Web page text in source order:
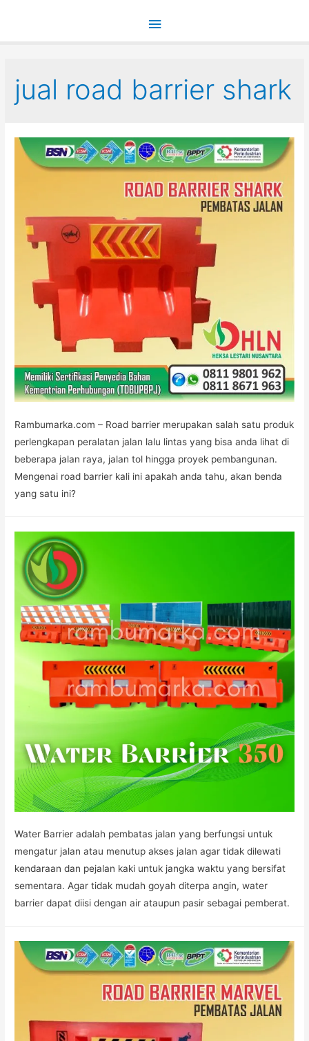
Main
jual road barrier shark
Rambumarka.com – Road barrier merupakan salah satu produk
perlengkapan peralatan jalan lalu lintas yang bisa anda lihat di
beberapa jalan raya, jalan tol hingga proyek pembangunan.
Mengenai road barrier kali ini apakah anda tahu, akan benda
yang satu ini?
Water Barrier adalah pembatas jalan yang berfungsi untuk
mengatur jalan atau menutup akses jalan agar tidak dilewati
kendaraan dan pejalan kaki untuk jangka waktu yang bersifat
sementara. Agar tidak mudah goyah diterpa angin, water
barrier dapat diisi dengan air ataupun pasir sebagai pemberat.